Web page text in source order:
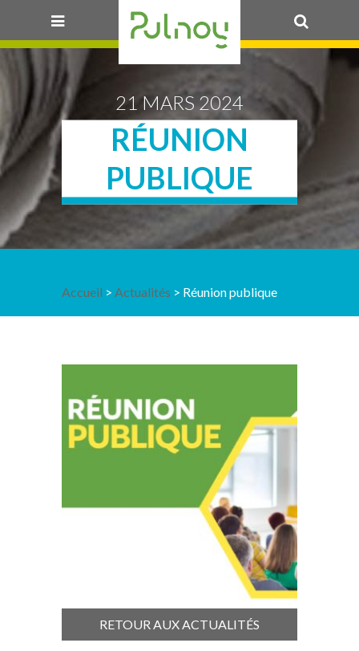
21 MARS 2024
RÉUNION
PUBLIQUE
Accueil >Actualités > Réunion publique
RETOUR AUX ACTUALITÉS